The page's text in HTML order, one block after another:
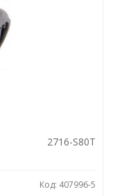
2716-S80T
Код: 407996-5